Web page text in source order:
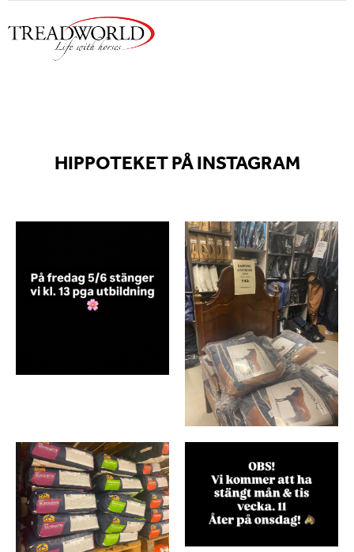
HIPPOTEKET PÅ INSTAGRAM